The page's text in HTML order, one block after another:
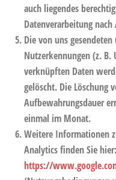
auch liegendes
Datenverarbeitung
Die von uns
Nutzerkennungen (z. B.
verknüpften Daten
gelöscht. Die Löschung
Aufbewahrungsdauer
einmal im Monat.
Weitere Informationen
Analytics finden Sie hier:
https://